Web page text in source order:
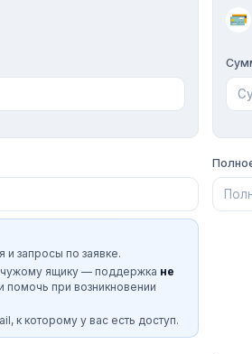
запросы по заявке.
чужому ящику — поддержка не
помочь при возникновении
к которому у вас есть доступ.